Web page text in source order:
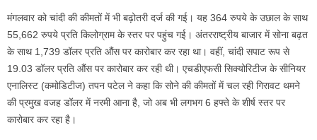
मंगलवार को चांदी की कीमतों में भी बढ़ोतरी दर्ज की गई। यह 364 रुपये के उछाल के साथ
55,662 रुपये प्रति किलोग्राम के स्‍तर पर पहुंच गई। अंतरराष्‍ट्रीय बाजार में सोना बढ़त
के साथ 1,739 डॉलर प्रति औंस पर कारोबार कर रहा था। वहीं, चांदी सपाट रूप से
19.03 डॉलर प्रति औंस पर कारोबार कर रही थी। एचडीएफसी सिक्‍योरिटीज के सीनियर
एनालिस्‍ट (कमोडिटीज) तपन पटेल ने कहा कि सोने की कीमतों में चल रही गिरावट थमने
की प्रमुख वजह डॉलर में नरमी आना है, जो अब भी लगभग 6 हफ्ते के शीर्ष स्‍तर पर
कारोबार कर रहा है।